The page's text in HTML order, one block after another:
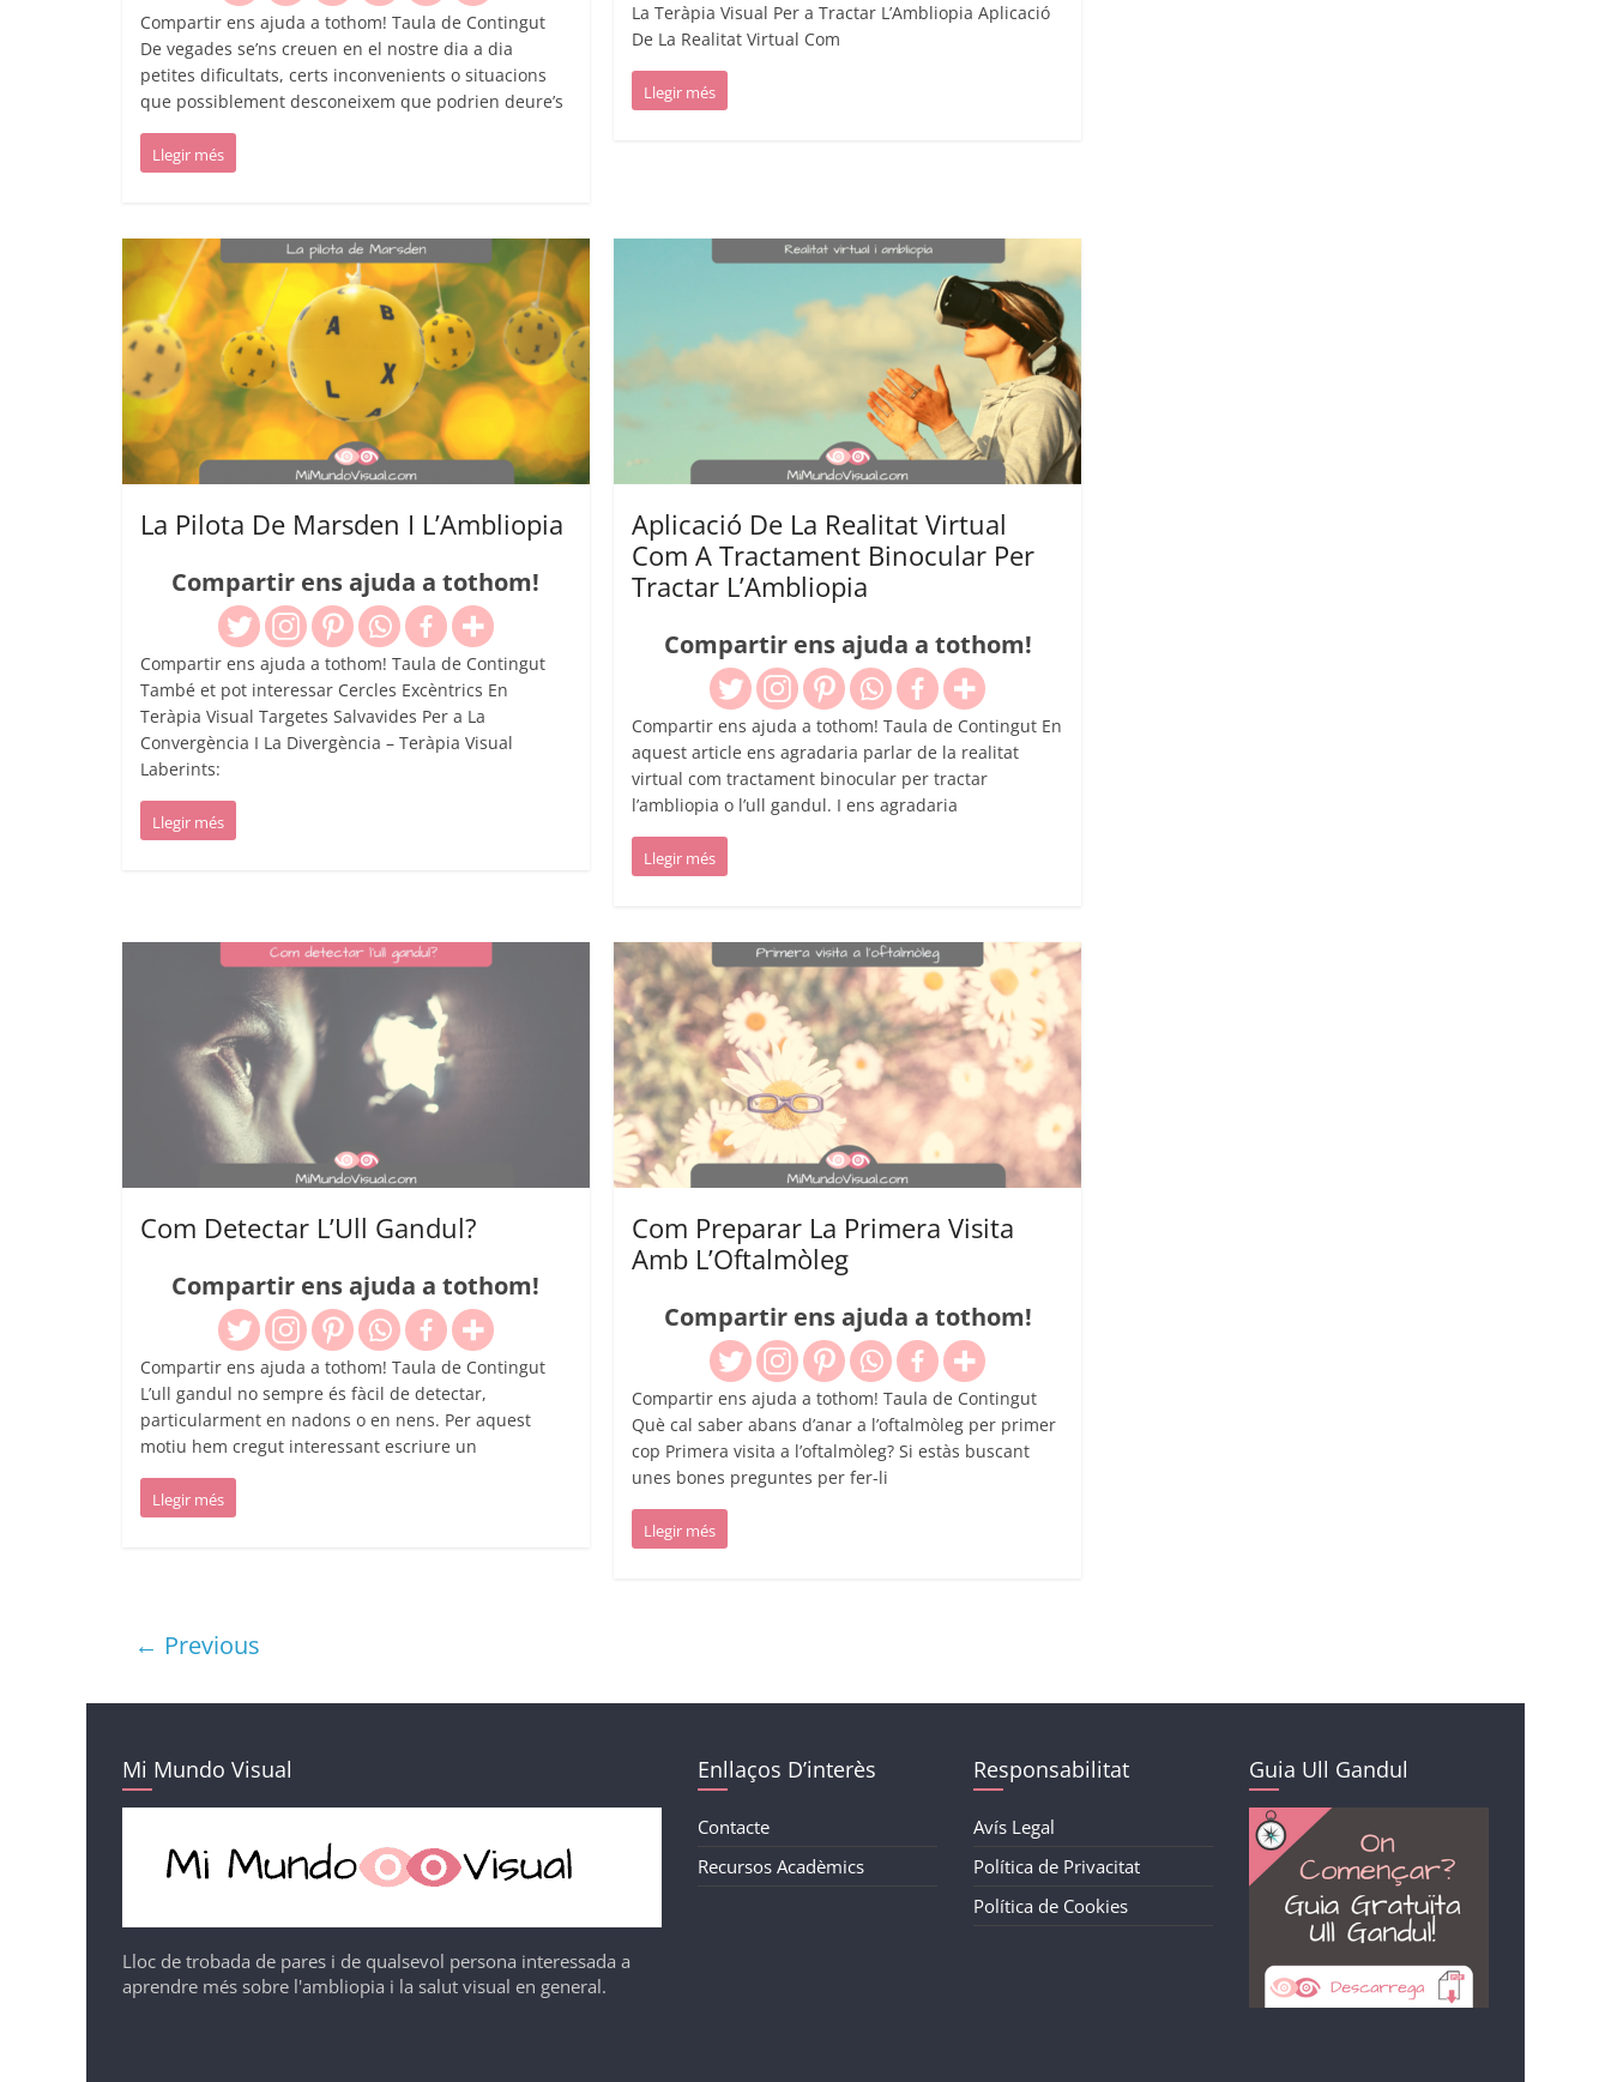
Compartir ens ajuda a tothom! Taula de Contingut
De vegades se’ns creuen en el nostre dia a dia
petites dificultats, certs inconvenients o situacions
que possiblement desconeixem que podrien deure’s
Llegir més
La Teràpia Visual Per a Tractar L’Ambliopia Aplicació
De La Realitat Virtual Com
Llegir més
La Pilota De Marsden I L’Ambliopia
Compartir ens ajuda a tothom!
Compartir ens ajuda a tothom! Taula de Contingut
També et pot interessar Cercles Excèntrics En
Teràpia Visual Targetes Salvavides Per a La
Convergència I La Divergència – Teràpia Visual
Laberints:
Llegir més
Aplicació De La Realitat Virtual
Com A Tractament Binocular Per
Tractar L’Ambliopia
Compartir ens ajuda a tothom!
Compartir ens ajuda a tothom! Taula de Contingut En
aquest article ens agradaria parlar de la realitat
virtual com tractament binocular per tractar
l’ambliopia o l’ull gandul. I ens agradaria
Llegir més
Com Detectar L’Ull Gandul?
Compartir ens ajuda a tothom!
Compartir ens ajuda a tothom! Taula de Contingut
L’ull gandul no sempre és fàcil de detectar,
particularment en nadons o en nens. Per aquest
motiu hem cregut interessant escriure un
Llegir més
Com Preparar La Primera Visita
Amb L’Oftalmòleg
Compartir ens ajuda a tothom!
Compartir ens ajuda a tothom! Taula de Contingut
Què cal saber abans d’anar a l’oftalmòleg per primer
cop Primera visita a l’oftalmòleg? Si estàs buscant
unes bones preguntes per fer-li
Llegir més
← Previous
Mi Mundo Visual
Lloc de trobada de pares i de qualsevol persona interessada a
aprendre més sobre l'ambliopia i la salut visual en general.
Enllaços D’interès
Contacte
Recursos Acadèmics
Responsabilitat
Avís Legal
Política de Privacitat
Política de Cookies
Guia Ull Gandul